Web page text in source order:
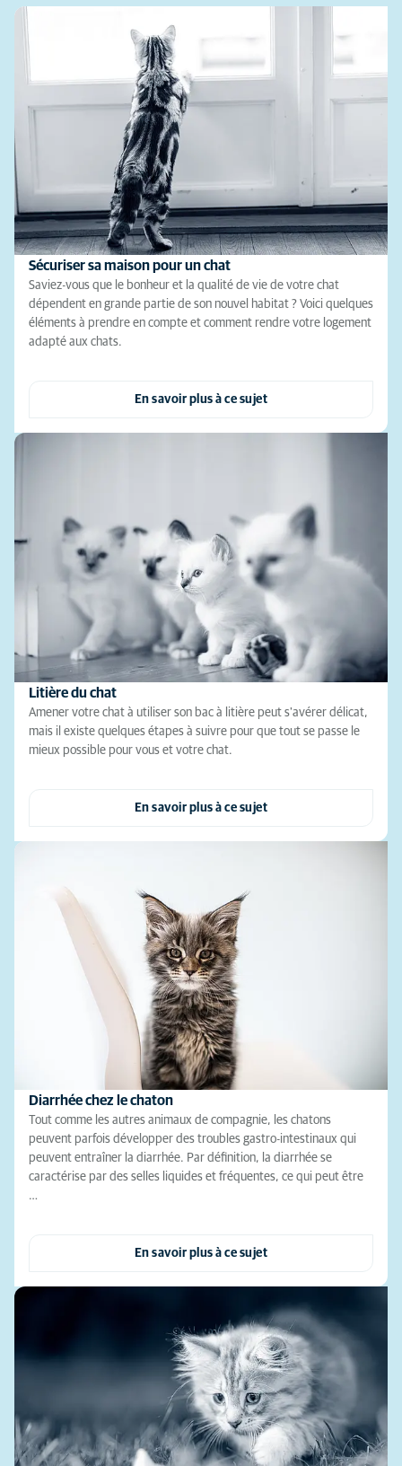
Sécuriser sa maison pour un chat
Saviez-vous que le bonheur et la qualité de vie de votre chat
dépendent en grande partie de son nouvel habitat ? Voici quelques
éléments à prendre en compte et comment rendre votre logement
adapté aux chats.
En savoir plus à ce sujet
Litière du chat
Amener votre chat à utiliser son bac à litière peut s'avérer délicat,
mais il existe quelques étapes à suivre pour que tout se passe le
mieux possible pour vous et votre chat.
En savoir plus à ce sujet
Diarrhée chez le chaton
Tout comme les autres animaux de compagnie, les chatons
peuvent parfois développer des troubles gastro-intestinaux qui
peuvent entraîner la diarrhée. Par définition, la diarrhée se
caractérise par des selles liquides et fréquentes, ce qui peut être
…
En savoir plus à ce sujet